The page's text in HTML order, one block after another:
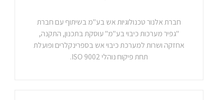
חברת אלנור טכנולוגיות אש בע"מ בשיתוף עם חברת
"גפיר מערכות כיבוי בע"מ" עוסקת בתכנון, התקנה,
אחזקה ושרות למערכת כיבוי אש בספרינקלרים ופועלת
תחת פיקוח נוהלי 9002 ISO.